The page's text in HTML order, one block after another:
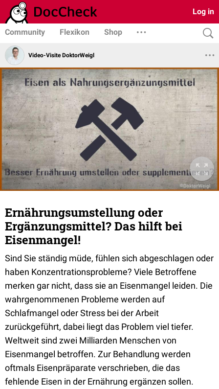
Log in
Community Flexikon Shop
Video-Visite DoktorWeigl
Ernährungsumstellung oder
Ergänzungsmittel? Das hilft bei
Eisenmangel!
Sind Sie ständig müde, fühlen sich abgeschlagen oder
haben Konzentrationsprobleme? Viele Betroffene
merken gar nicht, dass sie an Eisenmangel leiden. Die
wahrgenommenen Probleme werden auf
Schlafmangel oder Stress bei der Arbeit
zurückgeführt, dabei liegt das Problem viel tiefer.
Weltweit sind zwei Milliarden Menschen von
Eisenmangel betroffen. Zur Behandlung werden
oftmals Eisenpräparate verschrieben, die das
fehlende Eisen in der Ernährung ergänzen sollen.